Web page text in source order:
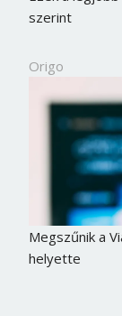
szerint
Origo
Megszűnik a
helyette